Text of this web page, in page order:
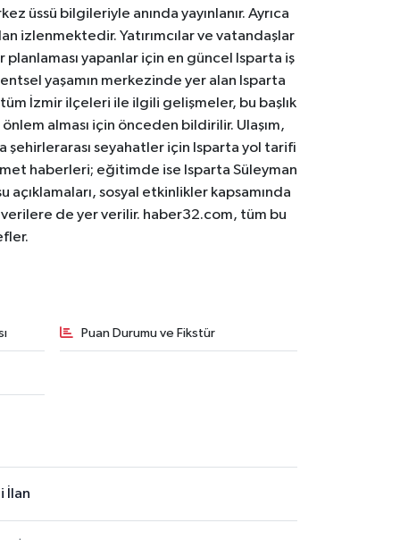
üssü bilgileriyle anında yayınlanır. Ayrıca
izlenmektedir. Yatırımcılar ve vatandaşlar
planlaması yapanlar için en güncel Isparta iş
yaşamın merkezinde yer alan Isparta
tüm İzmir ilçeleri ile ilgili gelişmeler, bu başlık
alması için önceden bildirilir. Ulaşım,
şehirlerarası seyahatler için Isparta yol tarifi
haberleri; eğitimde ise Isparta Süleyman
sosyal etkinlikler kapsamında
de yer verilir. haber32.com, tüm bu
Puan Durumu ve Fikstür
İlan